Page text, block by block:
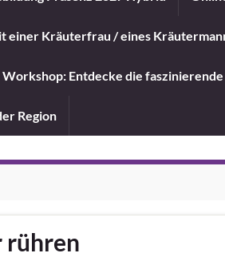
einer Kräuterfrau / eines
Workshop: Entdecke die
Region
rühren